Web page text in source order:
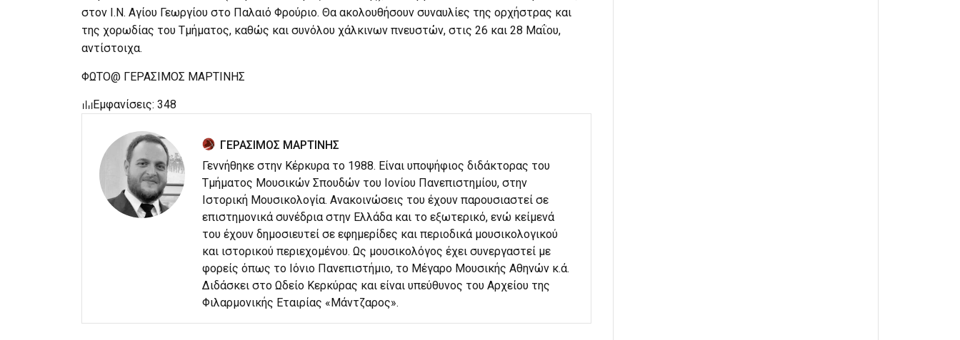
στον Ι.Ν. Αγίου Γεωργίου στο Παλαιό Φρούριο. Θα ακολουθήσουν συναυλίες της ορχήστρας και
της χορωδίας του Τμήματος, καθώς και συνόλου χάλκινων πνευστών, στις 26 και 28 Μαΐου,
αντίστοιχα.
ΦΩΤΟ@ ΓΕΡΑΣΙΜΟΣ ΜΑΡΤΙΝΗΣ
Εμφανίσεις: 348
ΓΕΡΑΣΙΜΟΣ ΜΑΡΤΙΝΗΣ
Γεννήθηκε στην Κέρκυρα το 1988. Είναι υποψήφιος διδάκτορας του
Τμήματος Μουσικών Σπουδών του Ιονίου Πανεπιστημίου, στην
Ιστορική Μουσικολογία. Ανακοινώσεις του έχουν παρουσιαστεί σε
επιστημονικά συνέδρια στην Ελλάδα και το εξωτερικό, ενώ κείμενά
του έχουν δημοσιευτεί σε εφημερίδες και περιοδικά μουσικολογικού
και ιστορικού περιεχομένου. Ως μουσικολόγος έχει συνεργαστεί με
φορείς όπως το Ιόνιο Πανεπιστήμιο, το Μέγαρο Μουσικής Αθηνών κ.ά.
Διδάσκει στο Ωδείο Κερκύρας και είναι υπεύθυνος του Αρχείου της
Φιλαρμονικής Εταιρίας «Μάντζαρος».